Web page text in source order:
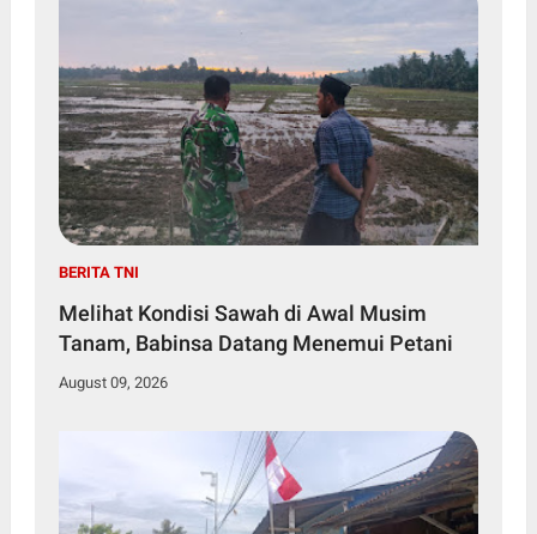
BERITA TNI
Melihat Kondisi Sawah di Awal Musim
Tanam, Babinsa Datang Menemui Petani
August 09, 2026